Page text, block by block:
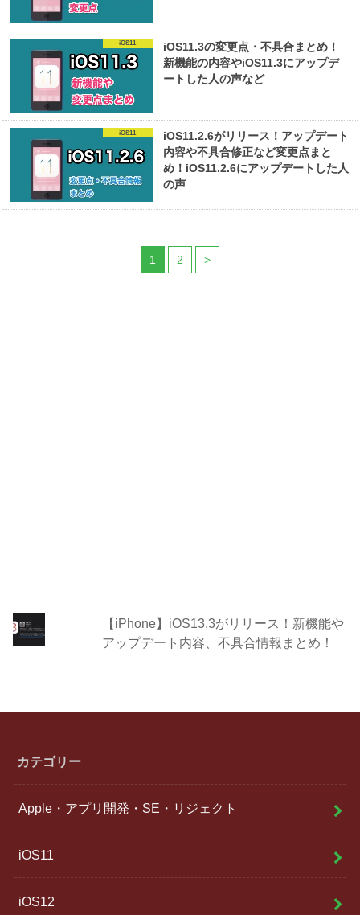
iOS11
iOS11.3の変更点・不具合まとめ！
新機能の内容やiOS11.3にアップデ
ートした人の声など
iOS11
iOS11.2.6がリリース！アップデート
内容や不具合修正など変更点まと
め！iOS11.2.6にアップデートした人
の声
1 2 >
【iPhone】iOS13.3がリリース！新機能や
アップデート内容、不具合情報まとめ！
カテゴリー
Apple・アプリ開発・SE・リジェクト
iOS11
iOS12